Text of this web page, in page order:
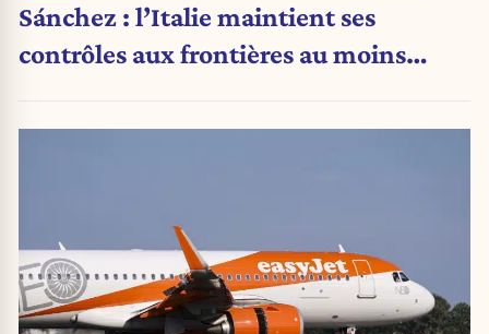
Sánchez : l’Italie maintient ses
contrôles aux frontières au moins